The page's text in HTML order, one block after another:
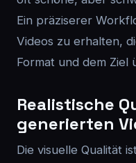
Ein präziserer
Videos zu erhalten,
Format und dem Ziel
Realistische
generierten
Die visuelle Qualität